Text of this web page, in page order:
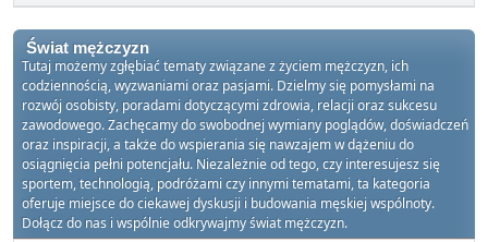
Świat mężczyzn
Tutaj możemy zgłębiać tematy związane z życiem mężczyzn, ich
codziennością, wyzwaniami oraz pasjami. Dzielmy się pomysłami na
rozwój osobisty, poradami dotyczącymi zdrowia, relacji oraz sukcesu
zawodowego. Zachęcamy do swobodnej wymiany poglądów, doświadczeń
oraz inspiracji, a także do wspierania się nawzajem w dążeniu do
osiągnięcia pełni potencjału. Niezależnie od tego, czy interesujesz się
sportem, technologią, podróżami czy innymi tematami, ta kategoria
oferuje miejsce do ciekawej dyskusji i budowania męskiej wspólnoty.
Dołącz do nas i wspólnie odkrywajmy świat mężczyzn.